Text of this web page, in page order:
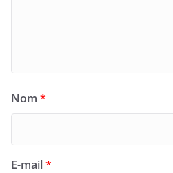
Nom *
E-mail*